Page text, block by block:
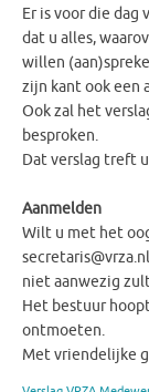
Er is voor die dag
dat u alles,
willen
zijn kant ook een
Ook zal het
besproken.
Dat verslag treft
Aanmelden
Wilt u met het
niet aanwezig
Het bestuur
ontmoeten.
Met vriendelijke